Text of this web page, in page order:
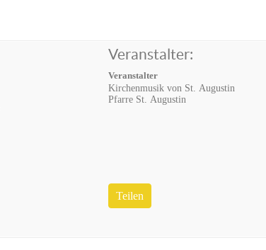
Veranstalter:
Veranstalter
Kirchenmusik von St. Augustin
Pfarre St. Augustin
Teilen